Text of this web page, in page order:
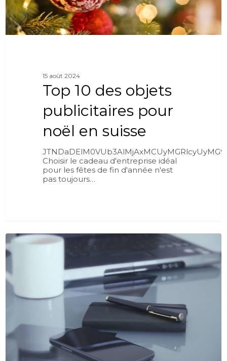
15 août 2024
Top 10 des objets
publicitaires pour
noël en suisse
Choisir le cadeau d'entreprise idéal
pour les fêtes de fin d'année n'est
pas toujours…